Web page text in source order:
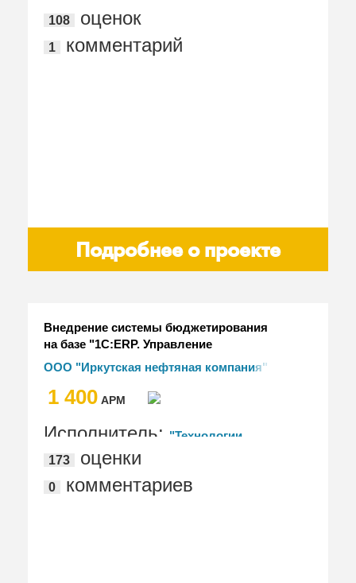
Документооборота | Лушников и
партнеры"
108 оценок
1 комментарий
Подробнее о проекте
Внедрение системы бюджетирования
на базе "1С:ERP. Управление
холдингом"
ООО "Иркутская нефтяная компания"
1 400 АРМ
Исполнитель: "Технологии
Доверия"
173 оценки
0 комментариев